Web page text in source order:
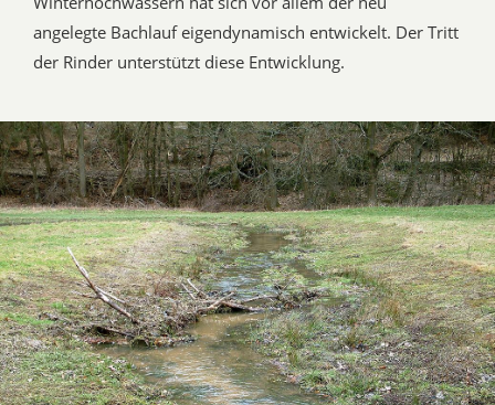
angelegte Bachlauf eigendynamisch entwickelt. Der Tritt
der Rinder unterstützt diese Entwicklung.